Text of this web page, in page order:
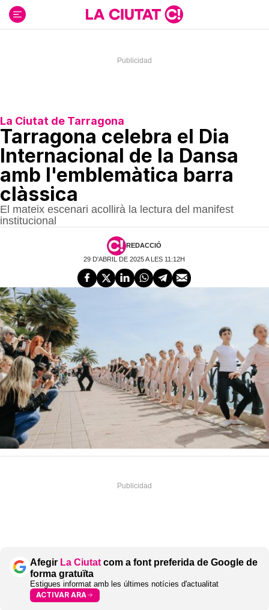
contenido
La Ciutat de Tarragona
Tarragona celebra el Dia
Internacional de la Dansa
amb l'emblemàtica barra
clàssica
El mateix escenari acollirà la lectura del manifest
institucional
REDACCIÓ
29 D'ABRIL DE 2025 A LES 11:12H
Afegir La Ciutat com a font preferida de Google de
forma gratuïta
Estigues informat amb les últimes notícies d'actualitat
ACTIVAR ARA